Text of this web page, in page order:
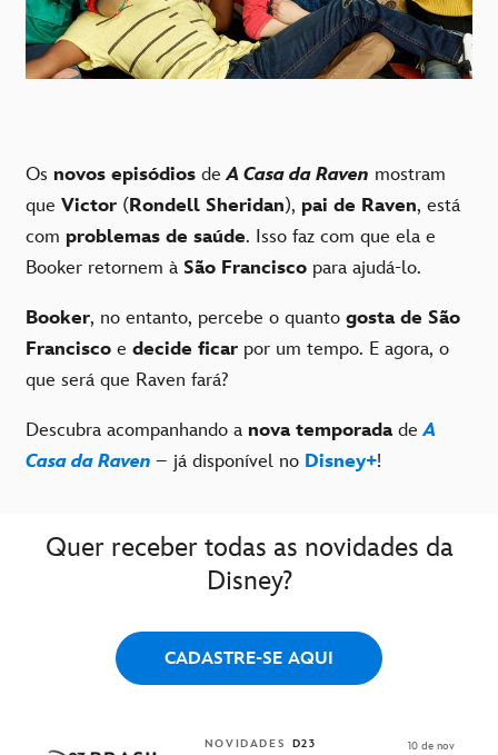
Os novos episódios deA Casa da Raven mostram
que Victor (Rondell Sheridan), pai de Raven, está
com problemas de saúde. Isso faz com que ela e
Booker retornem à São Francisco para ajudá-lo.
Booker, no entanto, percebe o quanto gosta de São
Francisco e decide ficar por um tempo. E agora, o
que será que Raven fará?
Descubra acompanhando a nova temporada deA
Casa da Raven – já disponível no Disney+!
Quer receber todas as novidades da
Disney?
CADASTRE-SE AQUI
NOVIDADES D23 10 de nov